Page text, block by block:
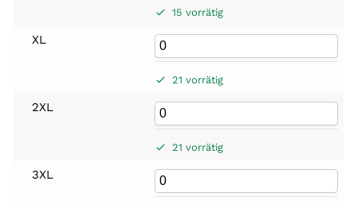
15 vorrätig
XL
21 vorrätig
2XL
21 vorrätig
3XL